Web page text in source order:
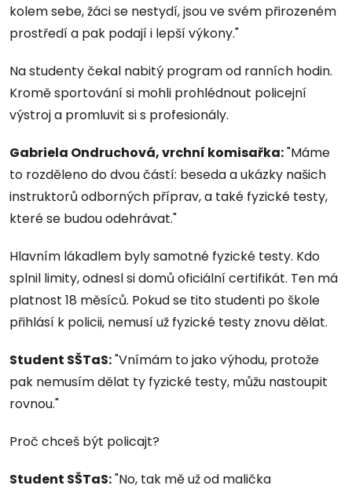
kolem sebe, žáci se nestydí, jsou ve svém přirozeném
prostředí a pak podají i lepší výkony."
Na studenty čekal nabitý program od ranních hodin.
Kromě sportování si mohli prohlédnout policejní
výstroj a promluvit si s profesionály.
Gabriela Ondruchová, vrchní komisařka:"Máme
to rozděleno do dvou částí: beseda a ukázky našich
instruktorů odborných příprav, a také fyzické testy,
které se budou odehrávat."
Hlavním lákadlem byly samotné fyzické testy. Kdo
splnil limity, odnesl si domů oficiální certifikát. Ten má
platnost 18 měsíců. Pokud se tito studenti po škole
přihlásí k policii, nemusí už fyzické testy znovu dělat.
Student SŠTaS:"Vnímám to jako výhodu, protože
pak nemusím dělat ty fyzické testy, můžu nastoupit
rovnou."
Proč chceš být policajt?
Student SŠTaS:"No, tak mě už od malička